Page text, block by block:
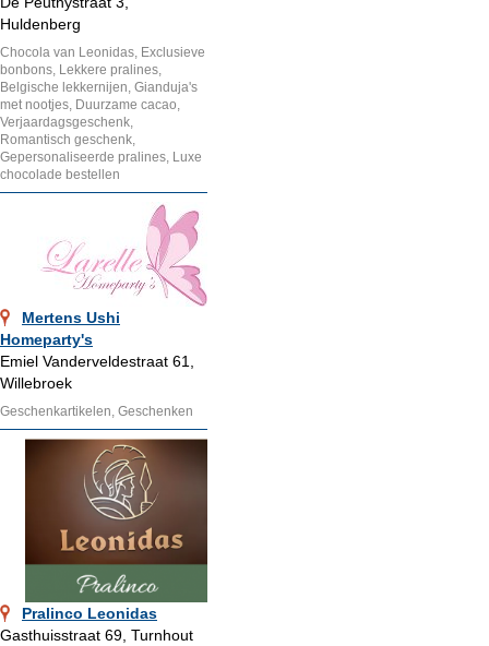
Huldenberg
Chocola van Leonidas, Exclusieve
bonbons, Lekkere pralines,
Belgische lekkernijen, Gianduja's
met nootjes, Duurzame cacao,
Verjaardagsgeschenk,
Romantisch geschenk,
Gepersonaliseerde pralines, Luxe
chocolade bestellen
Mertens Ushi
Homeparty's
Emiel Vanderveldestraat 61,
Willebroek
Geschenkartikelen, Geschenken
Pralinco Leonidas
Gasthuisstraat 69, Turnhout